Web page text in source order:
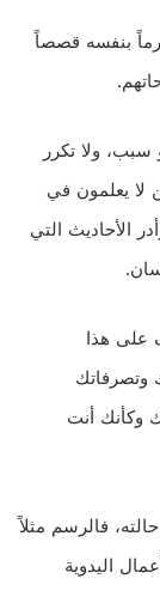
بنفسه قصصاً
سبب، ولا تكرر
لا يعلمون في
الأحاديث التي
على هذا
وتصرفاتك
وكأنك أنت
فالرسم مثلاً
اليدوية